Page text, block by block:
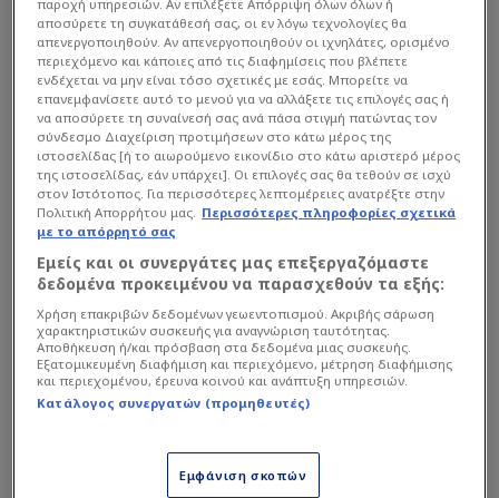
Intime
Αρχικά, για το πως κατέληξε η ομάδα στον
: «Κατέληξε η ομάδα να πάρει τον
παροχή υπηρεσιών. Αν επιλέξετε Απόρριψη όλων όλων ή
αποσύρετε τη συγκατάθεσή σας, οι εν λόγω τεχνολογίες θα
απενεργοποιηθούν. Αν απενεργοποιηθούν οι ιχνηλάτες, ορισμένο
περιεχόμενο και κάποιες από τις διαφημίσεις που βλέπετε
ενδέχεται να μην είναι τόσο σχετικές με εσάς. Μπορείτε να
επανεμφανίσετε αυτό το μενού για να αλλάξετε τις επιλογές σας ή
να αποσύρετε τη συναίνεσή σας ανά πάσα στιγμή πατώντας τον
σύνδεσμο Διαχείριση προτιμήσεων στο κάτω μέρος της
ιστοσελίδας [ή το αιωρούμενο εικονίδιο στο κάτω αριστερό μέρος
της ιστοσελίδας, εάν υπάρχει]. Οι επιλογές σας θα τεθούν σε ισχύ
στον Ιστότοπος. Για περισσότερες λεπτομέρειες ανατρέξτε στην
Πολιτική Απορρήτου μας. Περισσότερες πληροφορίες σχετικά
με το απόρρητό σας
Εμείς και οι συνεργάτες μας επεξεργαζόμαστε
δεδομένα προκειμένου να παρασχεθούν τα εξής:
Χρήση επακριβών δεδομένων γεωεντοπισμού. Ακριβής σάρωση
χαρακτηριστικών συσκευής για αναγνώριση ταυτότητας.
Αποθήκευση ή/και πρόσβαση στα δεδομένα μιας συσκευής.
Εξατομικευμένη διαφήμιση και περιεχόμενο, μέτρηση διαφήμισης
και περιεχομένου, έρευνα κοινού και ανάπτυξη υπηρεσιών.
Κατάλογος συνεργατών (προμηθευτές)
Εμφάνιση σκοπών